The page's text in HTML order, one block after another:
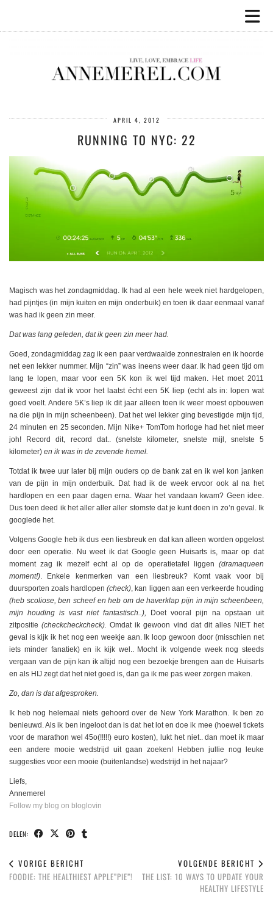
APRIL 4, 2012
RUNNING TO NYC: 22
Magisch was het zondagmiddag. Ik had al een hele week niet hardgelopen,
had pijntjes (in mijn kuiten en mijn onderbuik) en toen ik daar eenmaal vanaf
was had ik geen zin meer.
Dat was lang geleden, dat ik geen zin meer had.
Goed, zondagmiddag zag ik een paar verdwaalde zonnestralen en ik hoorde
net een lekker nummer. Mijn “zin” was ineens weer daar. Ik had geen tijd om
lang te lopen, maar voor een 5K kon ik wel tijd maken. Het moet 2011
geweest zijn dat ik voor het laatst écht een 5K liep (echt als in: lopen wat
goed voelt. Andere 5K’s liep ik dit jaar alleen toen ik weer moest opbouwen
na die pijn in mijn scheenbeen). Dat het wel lekker ging bevestigde mijn tijd,
24 minuten en 25 seconden. Mijn Nike+ TomTom horloge had het niet meer
joh! Record dit, record dat.. (snelste kilometer, snelste mijl, snelste 5
kilometer) en ik was in de zevende hemel.
Totdat ik twee uur later bij mijn ouders op de bank zat en ik wel kon janken
van de pijn in mijn onderbuik. Dat had ik de week ervoor ook al na het
hardlopen en een paar dagen erna. Waar het vandaan kwam? Geen idee.
Dus toen deed ik het aller aller aller stomste dat je kunt doen in zo’n geval. Ik
googlede het.
Volgens Google heb ik dus een liesbreuk en dat kan alleen worden opgelost
door een operatie. Nu weet ik dat Google geen Huisarts is, maar op dat
moment zag ik mezelf echt al op de operatietafel liggen (dramaqueen
moment!). Enkele kenmerken van een liesbreuk? Komt vaak voor bij
duursporten zoals hardlopen(check), kan liggen aan een verkeerde houding
(heb scoliose, ben scheef en heb om de haverklap pijn in mijn scheenbeen,
mijn houding is vast niet fantastisch..),
Doet vooral pijn na opstaan uit
zitpositie(checkcheckcheck).Omdat ik gewoon vind dat dit alles NIET het
geval is kijk ik het nog een weekje aan. Ik loop gewoon door (misschien net
iets minder fanatiek) en ik kijk wel.. Mocht ik volgende week nog steeds
vergaan van de pijn kan ik altijd nog een bezoekje brengen aan de Huisarts
en als HIJ zegt dat het niet goed is, dan ga ik me pas weer zorgen maken.
Zo, dan is dat afgesproken.
Ik heb nog helemaal niets gehoord over de New York Marathon. Ik ben zo
benieuwd. Als ik ben ingeloot dan is dat het lot en doe ik mee (hoewel tickets
voor de marathon wel 45o(!!!!!) euro kosten), lukt het niet.. dan moet ik maar
een andere mooie wedstrijd uit gaan zoeken! Hebben jullie nog leuke
suggesties voor een mooie (buitenlandse) wedstrijd in het najaar?
Liefs,
Annemerel
Follow my blog on bloglovin
DELEN:
VORIGE BERICHT
FOODIE: THE HEALTHIEST APPLE”PIE”!
VOLGENDE BERICHT
THE LIST: 10 WAYS TO UPDATE YOUR
HEALTHY LIFESTYLE